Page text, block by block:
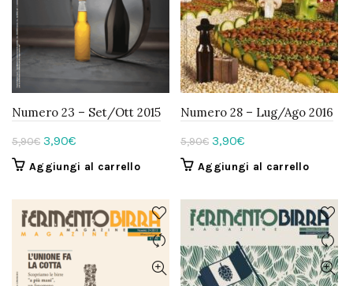
Numero 23 – Set/Ott 2015
5,90€ Il
prezzo
era:
5,90€.
3,90€
prezzo
è:
3,90€.
Aggiungi al carrello
Numero 28 – Lug/Ago 2016
5,90€ Il
prezzo
era:
5,90€.
3,90€
prezzo
è:
3,90€.
Aggiungi al carrello